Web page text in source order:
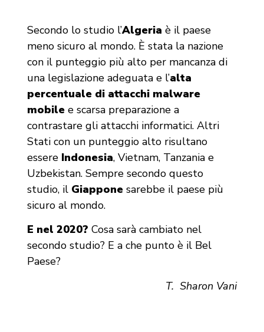
Secondo lo studio l’Algeria è il paese
meno sicuro al mondo. È stata la nazione
con il punteggio più alto per mancanza di
una legislazione adeguata e l’alta
percentuale di attacchi malware
mobilee scarsa preparazione a
contrastare gli attacchi informatici. Altri
Stati con un punteggio alto risultano
essere Indonesia, Vietnam, Tanzania e
Uzbekistan. Sempre secondo questo
studio, il Giapponesarebbe il paese più
sicuro al mondo.
E nel 2020? Cosa sarà cambiato nel
secondo studio? E a che punto è il Bel
Paese?
T. Sharon Vani